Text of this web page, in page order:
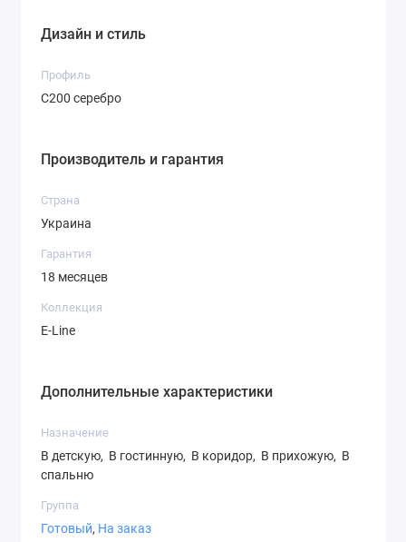
угловая левая
Консоль
правая
Набор ящиков
Дизайн и стиль
Профиль
С200 серебро
Производитель и гарантия
Страна
Украина
Гарантия
18 месяцев
Коллекция
E-Line
Дополнительные характеристики
Назначение
В детскую, В гостинную, В коридор, В прихожую, В
спальню
Группа
Готовый, На заказ